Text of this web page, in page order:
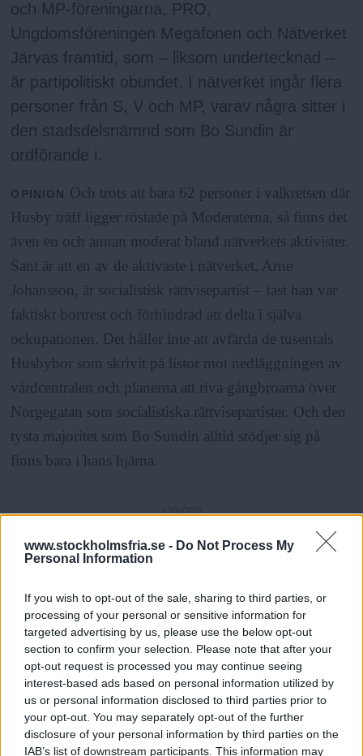
www.stockholmsfria.se - Do Not Process My
Personal Information
If you wish to opt-out of the sale, sharing to third parties, or
processing of your personal or sensitive information for
targeted advertising by us, please use the below opt-out
section to confirm your selection. Please note that after your
opt-out request is processed you may continue seeing
interest-based ads based on personal information utilized by
us or personal information disclosed to third parties prior to
your opt-out. You may separately opt-out of the further
disclosure of your personal information by third parties on the
IAB’s list of downstream participants. This information may
a
och MP-föreningarna, PRO,
Ungdomsföreningen Megafonen och Nätverket
Järvas framtid, som – liksom undertecknad –
är partipolitiskt obundet. I nätverket ingår flera
personer från S, V och MP, varav några sitter i
den stadsdelsnämnd som Bo Sundin är
ordförande i.
OPINION Och trots att bara 62 personer i valkretsen där
Husby träff ligger röstade på Moderaterna, så finns det
även en och annan moderat bland nätverkets aktivister.
Sant är att en av de aktivaste i nätverket, Arne
Johansson, är socialistisk rättvisepartist – fast han var
faktiskt bortrest och förhindrad att delta i själva
ockupationen. Det håller inte att avfärda de tusentals
Husbybor som skrivit på listor mot nedläggningen av
vårdcentralen och planerna att riva gångbroarna över
Norgegatan som socialistiska rättvisepartister. Och den
tysta majoritet som Bo Sundin alltid stödjer sig på
finns bara i hans hjärna.
Mats Leander • Husby
ANNONSER